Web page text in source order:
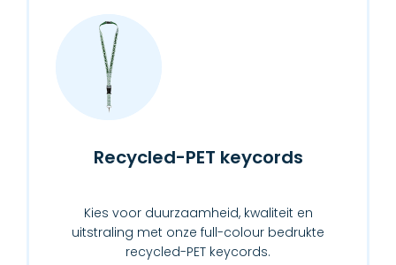
Recycled-PET keycords
Kies voor duurzaamheid, kwaliteit en
uitstraling met onze full-colour bedrukte
recycled-PET keycords.